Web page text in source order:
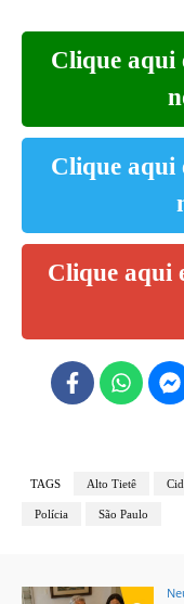
Clique aqui
Clique aqui
Clique aqui
TAGS Alto Tietê
Polícia São Paulo